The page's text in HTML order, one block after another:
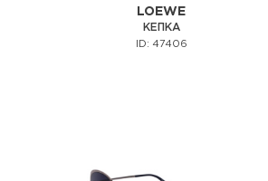
LOEWE
КЕПКА
ID: 47406